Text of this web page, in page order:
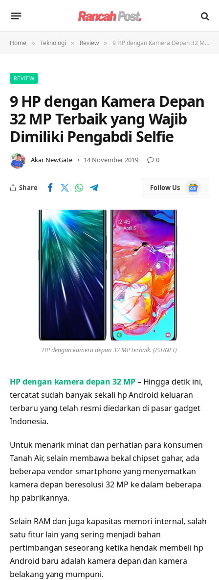
Home » Teknologi » Review » 9 HP dengan Kamera Depan 32 MP Terbaik yang Wajib Dimiliki Pengabdi Selfie
REVIEW
9 HP dengan Kamera Depan
32 MP Terbaik yang Wajib
Dimiliki Pengabdi Selfie
Akar NewGate 14 November 2019 0
Share Follow Us
Google
News
HP dengan kamera depan 32 MP terbaik. (IST/NET)
HP dengan kamera depan 32 MP– Hingga detik ini,
tercatat sudah banyak sekali hp Android keluaran
terbaru yang telah resmi diedarkan di pasar gadget
Indonesia.
Untuk menarik minat dan perhatian para konsumen
Tanah Air, selain membawa bekal chipset gahar, ada
beberapa vendor smartphone yang menyematkan
kamera depan beresolusi 32 MP ke dalam beberapa
hp pabrikannya.
Selain RAM dan juga kapasitas memori internal, salah
satu fitur lain yang sering menjadi bahan
pertimbangan seseorang ketika hendak membeli hp
Android baru adalah kamera depan dan kamera
belakang yang mumpuni.